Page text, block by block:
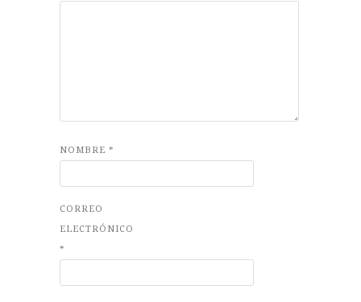
NOMBRE *
CORREO
ELECTRÓNICO
*